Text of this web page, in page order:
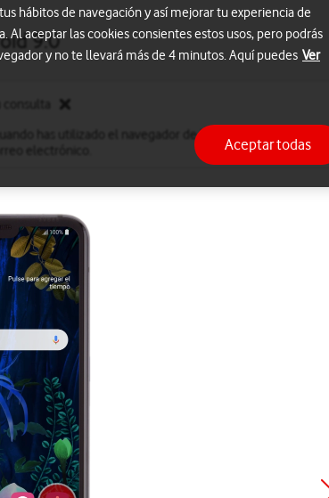
9.0
has utilizado el navegador de Internet o cuando has
hábitos de navegación y así mejorar tu experiencia de
aceptar las cookies consientes estos usos, pero podrás
y no te llevará más de 4 minutos. Aquí puedes Ver
Aceptar todas